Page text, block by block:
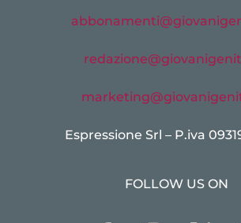
Espressione Srl – P.iva
FOLLOW US ON